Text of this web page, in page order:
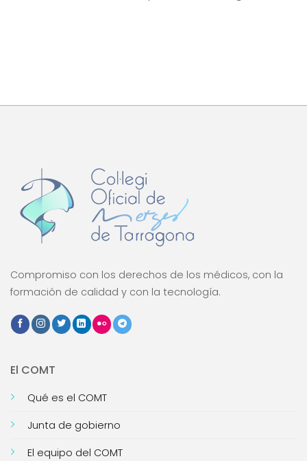
Compromiso con los derechos de los médicos, con la
formación de calidad y con la tecnología.
El COMT
Qué es el COMT
Junta de gobierno
El equipo del COMT